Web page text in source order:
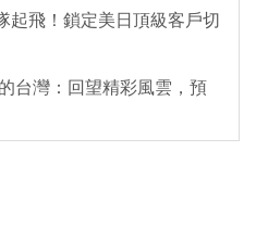
起飛！鎖定美日頂級客戶切
台灣：回望精彩風雲，預